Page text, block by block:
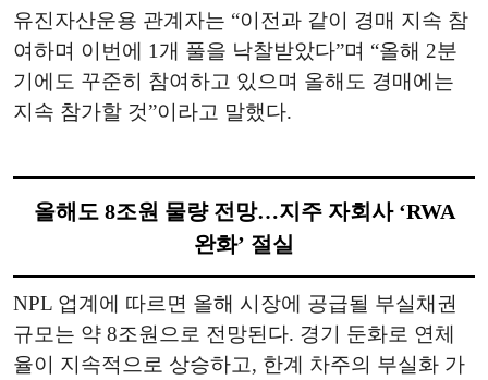
유진자산운용 관계자는 “이전과 같이 경매 지속 참
여하며 이번에 1개 풀을 낙찰받았다”며 “올해 2분
기에도 꾸준히 참여하고 있으며 올해도 경매에는
지속 참가할 것”이라고 말했다.
올해도 8조원 물량 전망…지주 자회사 ‘RWA
완화’ 절실
NPL 업계에 따르면 올해 시장에 공급될 부실채권
규모는 약 8조원으로 전망된다. 경기 둔화로 연체
율이 지속적으로 상승하고, 한계 차주의 부실화 가